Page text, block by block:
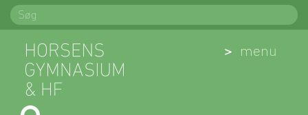
Spring
indhold
Søg
(Åben)
menu